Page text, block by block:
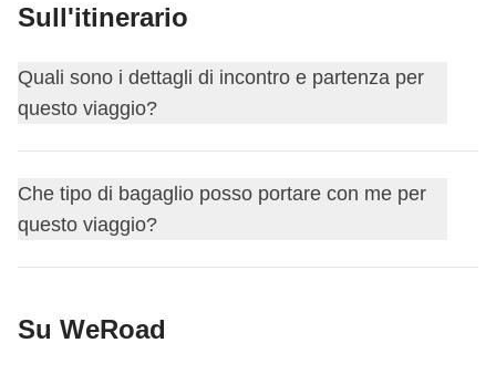
Sull'itinerario
Quali sono i dettagli di incontro e partenza per
questo viaggio?
Questo viaggio inizia a Meribèl-Mottaret
incontriamo alle 18:00
Che tipo di bagaglio posso portare con me per
questo viaggio?
preferisci – noi consigliamo sempre lo zaino, ma puoi
Su WeRoad